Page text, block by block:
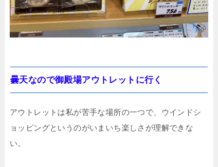
曇天なので御殿場アウトレットに行く
アウトレットは私が苦手な場所の一つで、ウインドシ
ョッピングというのがいまいち楽しさが理解できな
い。